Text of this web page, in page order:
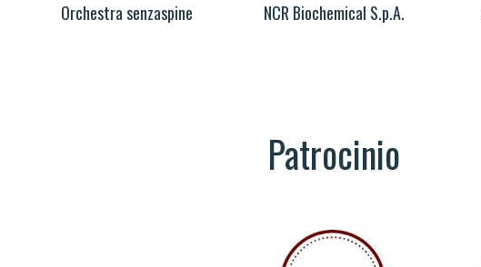
Orchestra senzaspine NCR Biochemical S.p.A.
Patrocinio